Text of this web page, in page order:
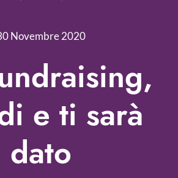
Novembre 2020
e ti sarà
dato